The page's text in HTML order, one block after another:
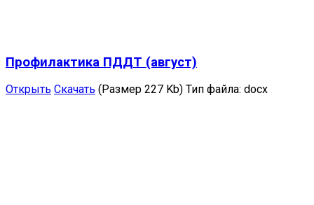
Профилактика ПДДТ (август)
Открыть Скачать (Размер 227 Kb) Тип файла: docx